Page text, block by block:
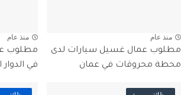
منذ عام
مطلوب عمال غسيل سيارات لدى
محطة محروقات في عمان
منذ عام
مطلوب
في